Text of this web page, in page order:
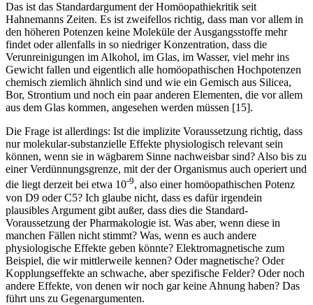
Das ist das Standardargument der Homöopathiekritik seit
Hahnemanns Zeiten. Es ist zweifellos richtig, dass man vor allem in
den höheren Potenzen keine Moleküle der Ausgangsstoffe mehr
findet oder allenfalls in so niedriger Konzentration, dass die
Verunreinigungen im Alkohol, im Glas, im Wasser, viel mehr ins
Gewicht fallen und eigentlich alle homöopathischen Hochpotenzen
chemisch ziemlich ähnlich sind und wie ein Gemisch aus Silicea,
Bor, Strontium und noch ein paar anderen Elementen, die vor allem
aus dem Glas kommen, angesehen werden müssen [15].
Die Frage ist allerdings: Ist die implizite Voraussetzung richtig, dass
nur molekular-substanzielle Effekte physiologisch relevant sein
können, wenn sie in wägbarem Sinne nachweisbar sind? Also bis zu
einer Verdünnungsgrenze, mit der der Organismus auch operiert und
die liegt derzeit bei etwa 10-9, also einer homöopathischen Potenz
von D9 oder C5? Ich glaube nicht, dass es dafür irgendein
plausibles Argument gibt außer, dass dies die Standard-
Voraussetzung der Pharmakologie ist. Was aber, wenn diese in
manchen Fällen nicht stimmt? Was, wenn es auch andere
physiologische Effekte geben könnte? Elektromagnetische zum
Beispiel, die wir mittlerweile kennen? Oder magnetische? Oder
Kopplungseffekte an schwache, aber spezifische Felder? Oder noch
andere Effekte, von denen wir noch gar keine Ahnung haben? Das
führt uns zu Gegenargumenten.